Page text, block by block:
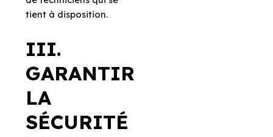
tient à disposition.
III.
GARANTIR
LA
SÉCURITÉ